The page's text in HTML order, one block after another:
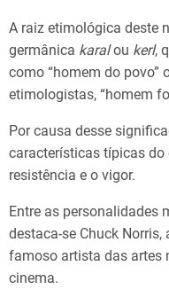
A raiz etimológica deste
germânica karalou kerl,
como “homem do povo”
etimologistas, “homem
Por causa desse
características típicas
resistência e o vigor.
Entre as personalidades
destaca-se Chuck Norris,
famoso artista das artes
cinema.